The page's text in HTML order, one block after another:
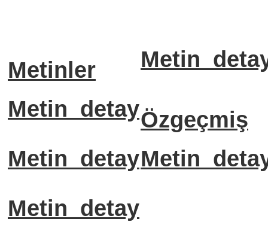
Metinler
Metin_detayÖzgeçmiş
Metin_detay
Metin_detay